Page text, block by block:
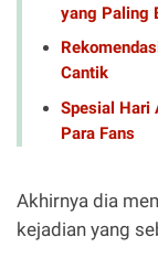
yang Paling
Cantik
Spesial Hari
Para Fans
Akhirnya dia
kejadian yang